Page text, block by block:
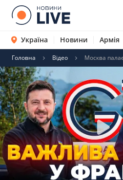
Україна Новини Армія
Головна Відео Москва